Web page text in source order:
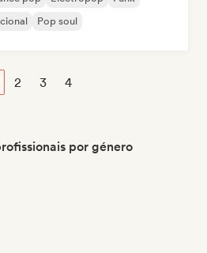
Pop soul
2 3 4
por género